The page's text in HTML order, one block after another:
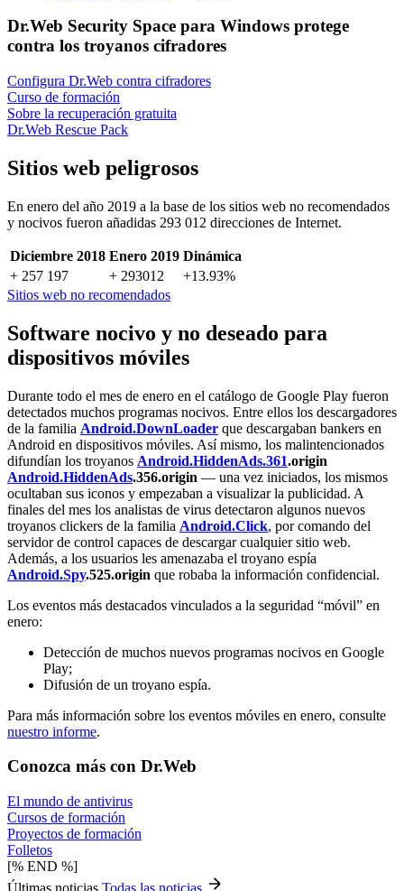
Dr.Web Security Space para Windows protege
contra los troyanos cifradores
Configura Dr.Web contra cifradores
Curso de formación
Sobre la recuperación gratuita
Dr.Web Rescue Pack
Sitios web peligrosos
En enero del año 2019 a la base de los sitios web no recomendados
y nocivos fueron añadidas 293 012 direcciones de Internet.
Diciembre 2018 Enero 2019 Dinámica
+ 257 197
+ 293012
+13.93%
Sitios web no recomendados
Software nocivo y no deseado para
dispositivos móviles
Durante todo el mes de enero en el catálogo de Google Play fueron
detectados muchos programas nocivos. Entre ellos los descargadores
de la familia Android.DownLoader que descargaban bankers en
Android en dispositivos móviles. Así mismo, los malintencionados
difundían los troyanos Android.HiddenAds.361.origin
Android.HiddenAds.356.origin — una vez iniciados, los mismos
ocultaban sus iconos y empezaban a visualizar la publicidad. A
finales del mes los analistas de virus detectaron algunos nuevos
troyanos clickers de la familia Android.Click, por comando del
servidor de control capaces de descargar cualquier sitio web.
Además, a los usuarios les amenazaba el troyano espía
Android.Spy.525.origin que robaba la información confidencial.
Los eventos más destacados vinculados a la seguridad “móvil” en
enero:
Detección de muchos nuevos programas nocivos en Google
Play;
Difusión de un troyano espía.
Para más información sobre los eventos móviles en enero, consulte
nuestro informe.
Conozca más con Dr.Web
El mundo de antivirus
Cursos de formación
Proyectos de formación
Folletos
[% END %]